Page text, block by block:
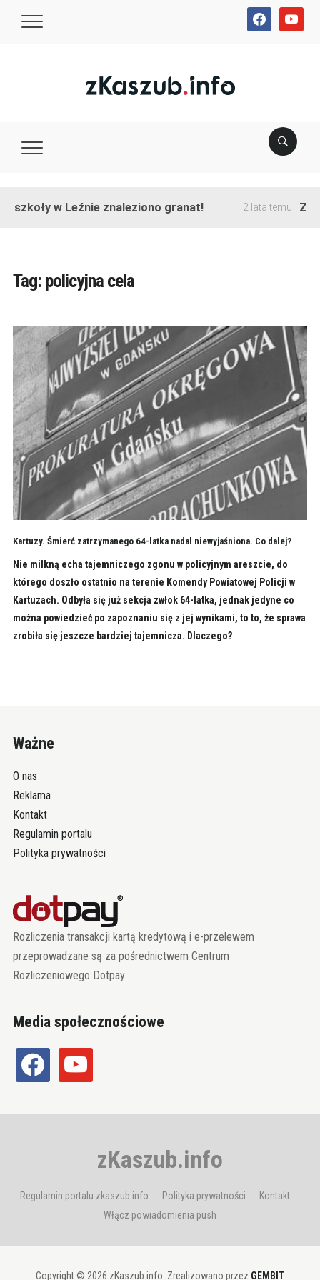
facebookyoutube
szkoły w Leźnie znaleziono granat! 2 lata temu
Tag: policyjna cela
Kartuzy. Śmierć zatrzymanego 64-latka nadal niewyjaśniona. Co dalej?
Nie milkną echa tajemniczego zgonu w policyjnym areszcie, do
którego doszło ostatnio na terenie Komendy Powiatowej Policji w
Kartuzach. Odbyła się już sekcja zwłok 64-latka, jednak jedyne co
można powiedzieć po zapoznaniu się z jej wynikami, to to, że sprawa
zrobiła się jeszcze bardziej tajemnicza. Dlaczego?
Ważne
O nas
Reklama
Kontakt
Regulamin portalu
Polityka prywatności
Rozliczenia transakcji kartą kredytową i e-przelewem
przeprowadzane są za pośrednictwem Centrum
Rozliczeniowego Dotpay
Media społecznościowe
facebook youtube
zKaszub.info
Regulamin portalu zkaszub.info Polityka prywatności
Kontakt
Włącz powiadomienia push
Copyright © 2026 zKaszub.info. Zrealizowano przez GEMBIT